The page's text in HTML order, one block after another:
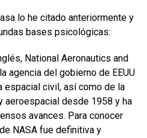
lo he citado anteriormente y
bases psicológicas:
National Aeronautics and
agencia del gobierno de EEUU
espacial civil, así como de la
aeroespacial desde 1958 y ha
avances. Para conocer
NASA fue definitiva y